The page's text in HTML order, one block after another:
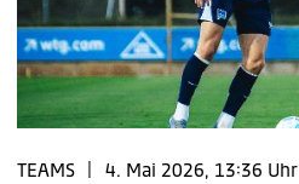
TEAMS 4. Mai 2026, 13:36 Uhr